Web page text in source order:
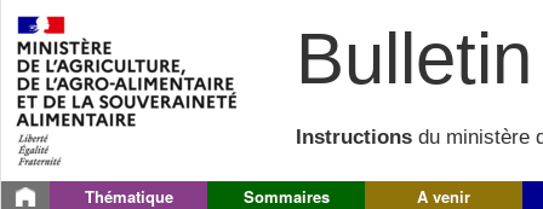
Instructions du ministère
Thématique Sommaires A venir